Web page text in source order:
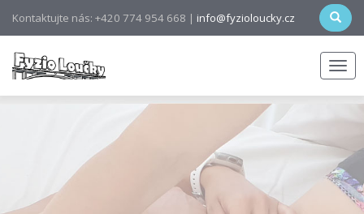
Kontaktujte nás: +420 774 954 668 | info@fyzioloucky.cz